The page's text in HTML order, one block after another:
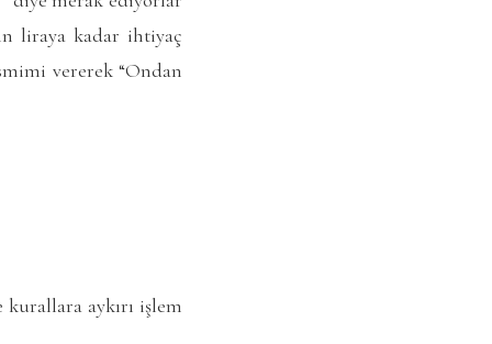
liraya kadar ihtiyaç
vererek “Ondan
kurallara aykırı işlem